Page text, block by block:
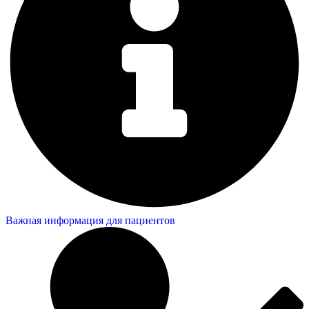
Важная информация для пациентов